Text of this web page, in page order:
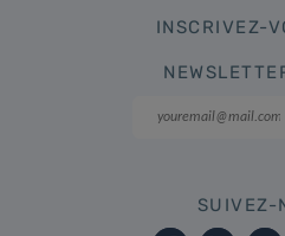
INSCRIVEZ-
SUIVEZ-